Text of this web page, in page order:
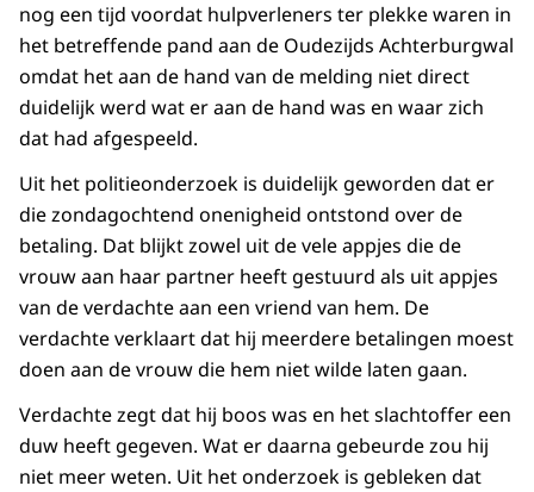
nog een tijd voordat hulpverleners ter plekke waren in
het betreffende pand aan de Oudezijds Achterburgwal
omdat het aan de hand van de melding niet direct
duidelijk werd wat er aan de hand was en waar zich
dat had afgespeeld.
Uit het politieonderzoek is duidelijk geworden dat er
die zondagochtend onenigheid ontstond over de
betaling. Dat blijkt zowel uit de vele appjes die de
vrouw aan haar partner heeft gestuurd als uit appjes
van de verdachte aan een vriend van hem. De
verdachte verklaart dat hij meerdere betalingen moest
doen aan de vrouw die hem niet wilde laten gaan.
Verdachte zegt dat hij boos was en het slachtoffer een
duw heeft gegeven. Wat er daarna gebeurde zou hij
niet meer weten. Uit het onderzoek is gebleken dat